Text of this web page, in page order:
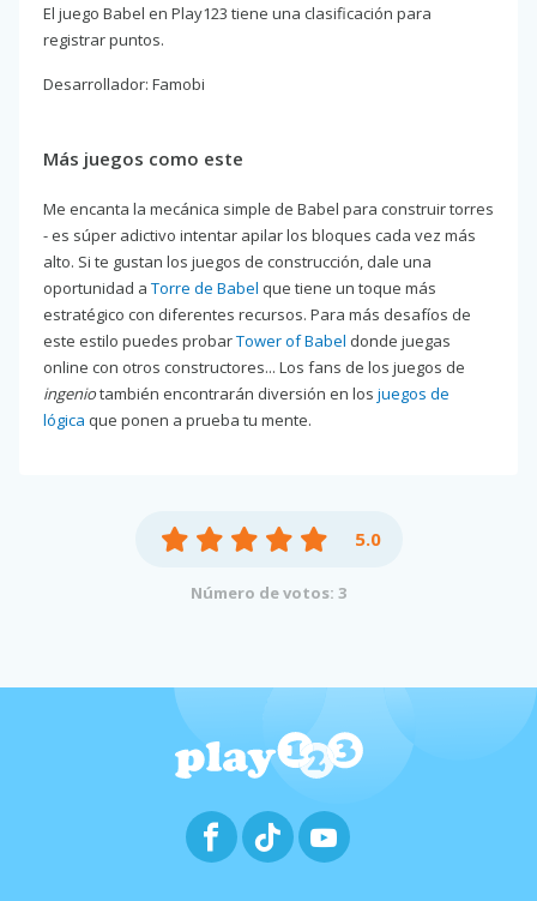
El juego Babel en Play123 tiene una clasificación para
registrar puntos.
Desarrollador: Famobi
Más juegos como este
Me encanta la mecánica simple de Babel para construir torres
- es súper adictivo intentar apilar los bloques cada vez más
alto. Si te gustan los juegos de construcción, dale una
oportunidad a Torre de Babel que tiene un toque más
estratégico con diferentes recursos. Para más desafíos de
este estilo puedes probarTower of Babel donde juegas
online con otros constructores... Los fans de los juegos de
ingeniotambién encontrarán diversión en los juegos de
lógica que ponen a prueba tu mente.
5.0
Número de votos: 3